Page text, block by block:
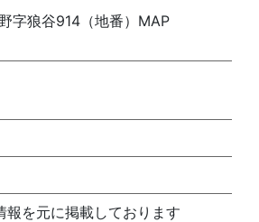
字狼谷914（地番）MAP
報を元に掲載しております